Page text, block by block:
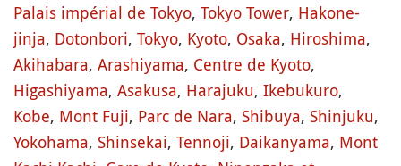
Palais impérial de Tokyo, Tokyo Tower, Hakone-
jinja, Dotonbori, Tokyo, Kyoto, Osaka, Hiroshima,
Akihabara, Arashiyama, Centre de Kyoto,
Higashiyama, Asakusa, Harajuku, Ikebukuro,
Kobe, Mont Fuji, Parc de Nara, Shibuya, Shinjuku,
Yokohama, Shinsekai, Tennoji, Daikanyama, Mont